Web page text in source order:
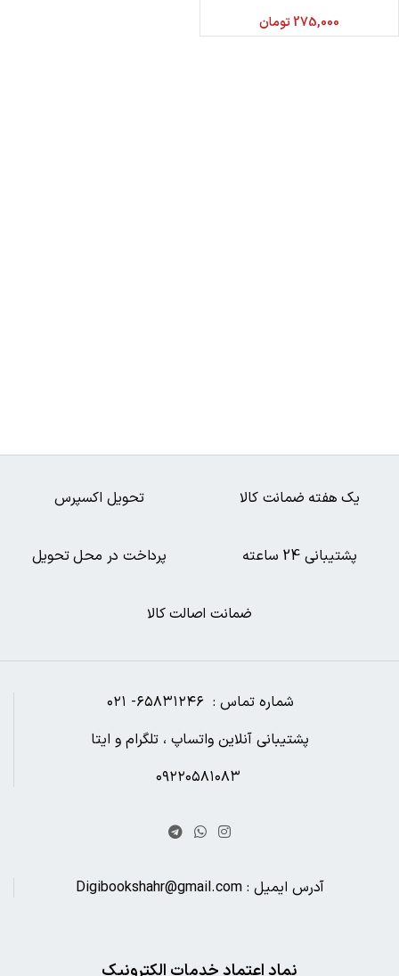
275,000 تومان
ضمانت اصالت کالا
پرداخت در محل تحویل پشتیبانی 24 ساعته
تحویل اکسپرس یک هفته ضمانت کالا
شماره تماس : ۶۵۸۳۱۲۴۶- ۰۲۱
پشتیبانی آنلاین واتساپ ، تلگرام و ایتا
آدرس ایمیل : Digibookshahr@gmail.com